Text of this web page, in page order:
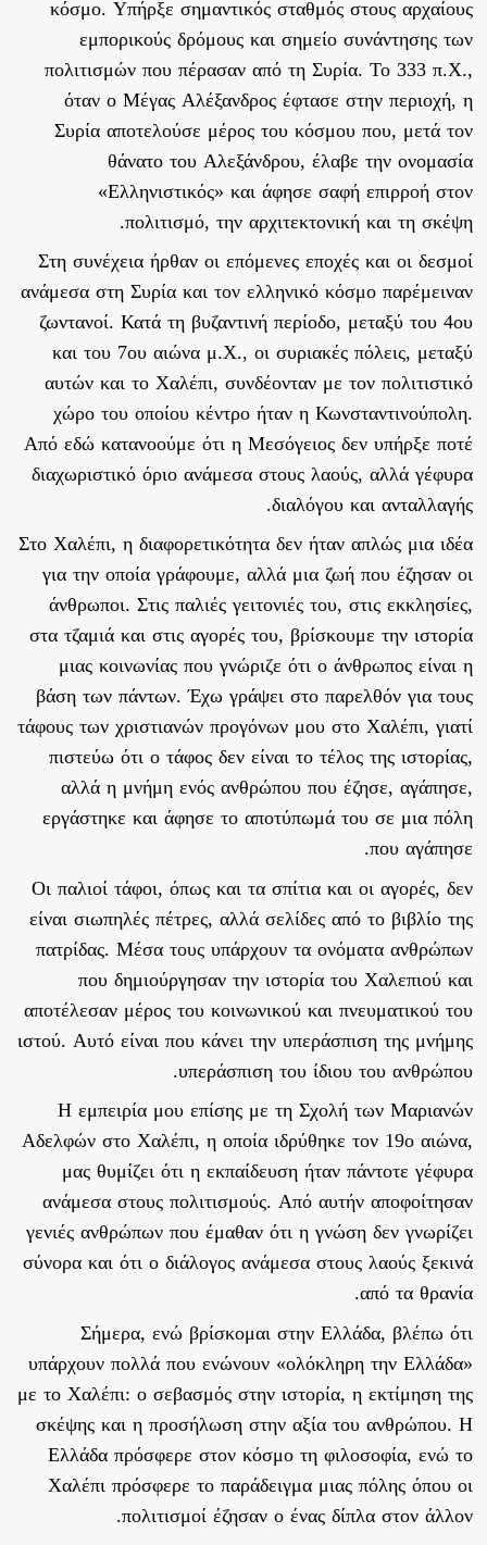
κόσμο. Υπήρξε σημαντικός σταθμός στους αρχαίους
εμπορικούς δρόμους και σημείο συνάντησης των
πολιτισμών που πέρασαν από τη Συρία. Το 333 π.Χ.,
όταν ο Μέγας Αλέξανδρος έφτασε στην περιοχή, η
Συρία αποτελούσε μέρος του κόσμου που, μετά τον
θάνατο του Αλεξάνδρου, έλαβε την ονομασία
«Ελληνιστικός» και άφησε σαφή επιρροή στον
πολιτισμό, την αρχιτεκτονική και τη σκέψη.
Στη συνέχεια ήρθαν οι επόμενες εποχές και οι δεσμοί
ανάμεσα στη Συρία και τον ελληνικό κόσμο παρέμειναν
ζωντανοί. Κατά τη βυζαντινή περίοδο, μεταξύ του 4ου
και του 7ου αιώνα μ.Χ., οι συριακές πόλεις, μεταξύ
αυτών και το Χαλέπι, συνδέονταν με τον πολιτιστικό
χώρο του οποίου κέντρο ήταν η Κωνσταντινούπολη.
Από εδώ κατανοούμε ότι η Μεσόγειος δεν υπήρξε ποτέ
διαχωριστικό όριο ανάμεσα στους λαούς, αλλά γέφυρα
διαλόγου και ανταλλαγής.
Στο Χαλέπι, η διαφορετικότητα δεν ήταν απλώς μια ιδέα
για την οποία γράφουμε, αλλά μια ζωή που έζησαν οι
άνθρωποι. Στις παλιές γειτονιές του, στις εκκλησίες,
στα τζαμιά και στις αγορές του, βρίσκουμε την ιστορία
μιας κοινωνίας που γνώριζε ότι ο άνθρωπος είναι η
βάση των πάντων. Έχω γράψει στο παρελθόν για τους
τάφους των χριστιανών προγόνων μου στο Χαλέπι, γιατί
πιστεύω ότι ο τάφος δεν είναι το τέλος της ιστορίας,
αλλά η μνήμη ενός ανθρώπου που έζησε, αγάπησε,
εργάστηκε και άφησε το αποτύπωμά του σε μια πόλη
που αγάπησε.
Οι παλιοί τάφοι, όπως και τα σπίτια και οι αγορές, δεν
είναι σιωπηλές πέτρες, αλλά σελίδες από το βιβλίο της
πατρίδας. Μέσα τους υπάρχουν τα ονόματα ανθρώπων
που δημιούργησαν την ιστορία του Χαλεπιού και
αποτέλεσαν μέρος του κοινωνικού και πνευματικού του
ιστού. Αυτό είναι που κάνει την υπεράσπιση της μνήμης
υπεράσπιση του ίδιου του ανθρώπου.
Η εμπειρία μου επίσης με τη Σχολή των Μαριανών
Αδελφών στο Χαλέπι, η οποία ιδρύθηκε τον 19ο αιώνα,
μας θυμίζει ότι η εκπαίδευση ήταν πάντοτε γέφυρα
ανάμεσα στους πολιτισμούς. Από αυτήν αποφοίτησαν
γενιές ανθρώπων που έμαθαν ότι η γνώση δεν γνωρίζει
σύνορα και ότι ο διάλογος ανάμεσα στους λαούς ξεκινά
από τα θρανία.
Σήμερα, ενώ βρίσκομαι στην Ελλάδα, βλέπω ότι
υπάρχουν πολλά που ενώνουν «ολόκληρη την Ελλάδα»
με το Χαλέπι: ο σεβασμός στην ιστορία, η εκτίμηση της
σκέψης και η προσήλωση στην αξία του ανθρώπου. Η
Ελλάδα πρόσφερε στον κόσμο τη φιλοσοφία, ενώ το
Χαλέπι πρόσφερε το παράδειγμα μιας πόλης όπου οι
πολιτισμοί έζησαν ο ένας δίπλα στον άλλον.